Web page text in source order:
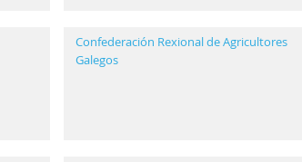
Confederación Rexional de Agricultores
Galegos